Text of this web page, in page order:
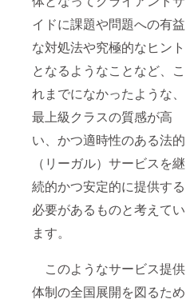
イドに課題や問題への有益
な対処法や究極的なヒント
となるようなことなど、こ
れまでになかったような、
最上級クラスの質感が高
い、かつ適時性のある法的
（リーガル）サービスを継
続的かつ安定的に提供する
必要があるものと考えてい
ます。
このようなサービス提供
体制の全国展開を図るため